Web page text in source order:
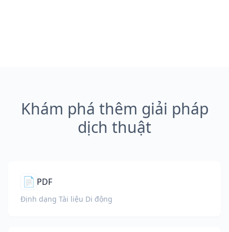
Khám phá thêm giải pháp
dịch thuật
📄 PDF
Định dạng Tài liệu Di động